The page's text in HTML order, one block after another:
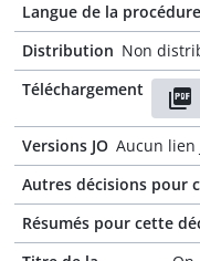
Langue de la procédure
Distribution Non
Téléchargement
Versions JO Aucun lien
Autres décisions pour
Résumés pour cette